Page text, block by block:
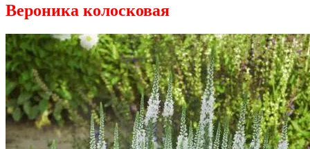
Вероника колосковая